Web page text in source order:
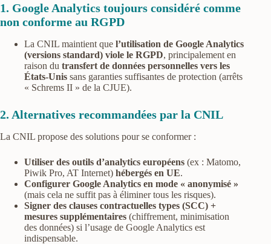
1. Google Analytics toujours considéré comme
non conforme au RGPD
La CNIL maintient que l’utilisation de Google Analytics
(versions standard) viole le RGPD, principalement en
raison du transfert de données personnelles vers les
États-Unis sans garanties suffisantes de protection (arrêts
« Schrems II » de la CJUE).
2. Alternatives recommandées par la CNIL
La CNIL propose des solutions pour se conformer :
Utiliser des outils d’analytics européens (ex : Matomo,
Piwik Pro, AT Internet) hébergés en UE.
Configurer Google Analytics en mode « anonymisé »
(mais cela ne suffit pas à éliminer tous les risques).
Signer des clauses contractuelles types (SCC) +
mesures supplémentaires (chiffrement, minimisation
des données) si l’usage de Google Analytics est
indispensable.